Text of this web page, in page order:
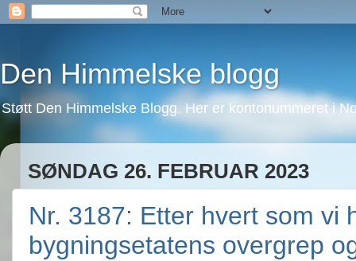
Den Himmelske blogg
Støtt Den Himmelske Blogg. Her er kontonummeret i
SØNDAG 26. FEBRUAR 2023
Nr. 3187: Etter hvert som vi
bygningsetatens overgrep